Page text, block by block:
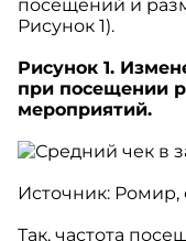
посещений и
Рисунок 1).
Рисунок 1.
при посещении
мероприятий.
Источник: Ромир,
Так, частота